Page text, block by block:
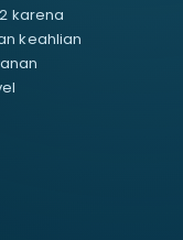
karena
keahlian